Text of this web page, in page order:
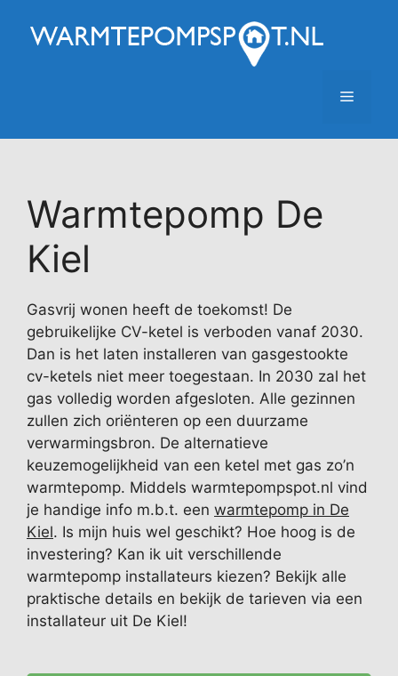
naar
Menu
Warmtepomp De
Kiel
Gasvrij wonen heeft de toekomst! De
gebruikelijke CV-ketel is verboden vanaf 2030.
Dan is het laten installeren van gasgestookte
cv-ketels niet meer toegestaan. In 2030 zal het
gas volledig worden afgesloten. Alle gezinnen
zullen zich oriënteren op een duurzame
verwarmingsbron. De alternatieve
keuzemogelijkheid van een ketel met gas zo’n
warmtepomp. Middels warmtepompspot.nl vind
je handige info m.b.t. een warmtepomp in De
Kiel. Is mijn huis wel geschikt? Hoe hoog is de
investering? Kan ik uit verschillende
warmtepomp installateurs kiezen? Bekijk alle
praktische details en bekijk de tarieven via een
installateur uit De Kiel!